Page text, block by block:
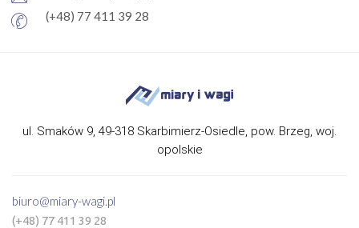
(+48) 77 411 39 28
ul. Smaków 9, 49-318 Skarbimierz-Osiedle, pow. Brzeg, woj.
opolskie
biuro@miary-wagi.pl
(+48) 77 411 39 28